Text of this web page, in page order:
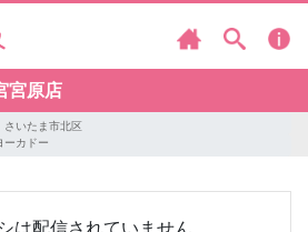
宮原店
さいたま市北区
ーカドー
は配信されていません